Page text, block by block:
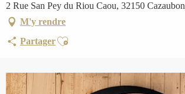
2 Rue San Pey du Riou Caou, 32150 Cazaubon
M'y rendre
PartagerAjouter aux favoris